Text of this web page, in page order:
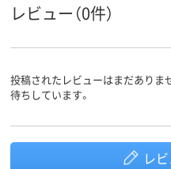
キー方式 メンブレン
レビュー（0件）
投稿されたレビューはまだありま
待ちしています。
レ